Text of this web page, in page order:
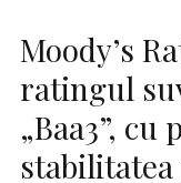
Moody’s
ratingul
„Baa3”,